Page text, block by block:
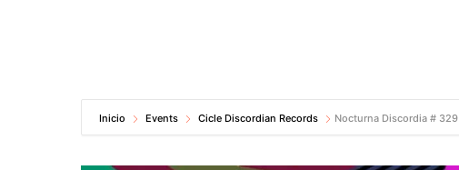
Inicio Events Cicle Discordian Records Nocturna Discordia # 329